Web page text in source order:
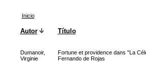
Inicio
Autor Título
Dumanoir,
Virginie
Fortune et providence dans "La
Fernando de Rojas